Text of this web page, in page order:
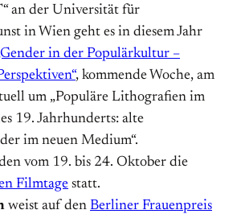
an der Universität für
in Wien geht es in diesem Jahr
in der Populärkultur –
, kommende Woche, am
um „Populäre Lithografien im
19. Jahrhunderts: alte
im neuen Medium“.
vom 19. bis 24. Oktober die
Filmtage statt.
weist auf den Berliner Frauenpreis